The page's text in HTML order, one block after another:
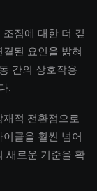
짐에 대한 더 깊
된 요인을 밝혀
간의 상호작용
.
적 전환점으로
클을 훨씬 넘어
새로운 기준을 확